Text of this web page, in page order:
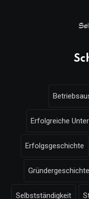
Erfolgreiche
Erfolgsgeschichte
Gründergeschichte
Selbstständigkeit